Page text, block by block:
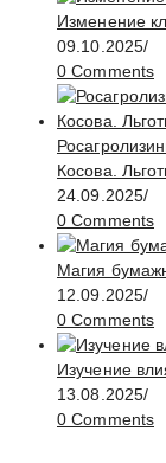
Изменение
09.10.2025/
0 Comments
Косова.
24.09.2025/
0 Comments
Магия
12.09.2025/
0 Comments
Изучение
13.08.2025/
0 Comments